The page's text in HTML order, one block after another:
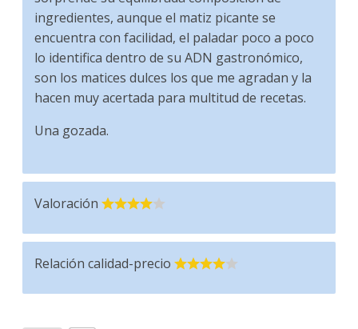
ingredientes, aunque el matiz picante se
encuentra con facilidad, el paladar poco a poco
lo identifica dentro de su ADN gastronómico,
son los matices dulces los que me agradan y la
hacen muy acertada para multitud de recetas.
Una gozada.
Valoración
Relación calidad-precio